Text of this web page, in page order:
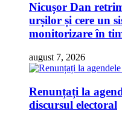
Nicușor Dan
urșilor și cere un
monitorizare în
august 7, 2026
Renunțați la
discursul electoral